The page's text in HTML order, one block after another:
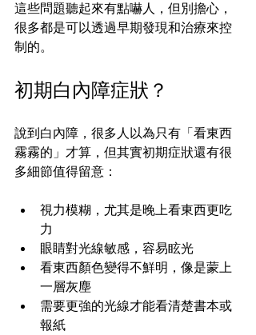
這些問題聽起來有點嚇人，但別擔心，
很多都是可以透過早期發現和治療來控
制的。
初期白內障症狀？
說到白內障，很多人以為只有「看東西
霧霧的」才算，但其實初期症狀還有很
多細節值得留意：
視力模糊，尤其是晚上看東西更吃
力
眼睛對光線敏感，容易眩光
看東西顏色變得不鮮明，像是蒙上
一層灰塵
需要更強的光線才能看清楚書本或
報紙